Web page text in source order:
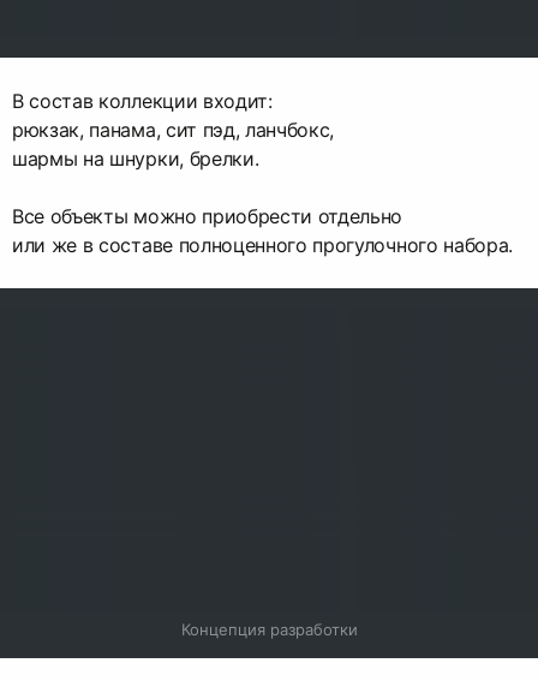
В состав коллекции входит:
рюкзак, панама, сит пэд, ланчбокс,
шармы на шнурки, брелки.
Все объекты можно приобрести отдельно
или же в составе полноценного прогулочного набора.
Концепция разработки